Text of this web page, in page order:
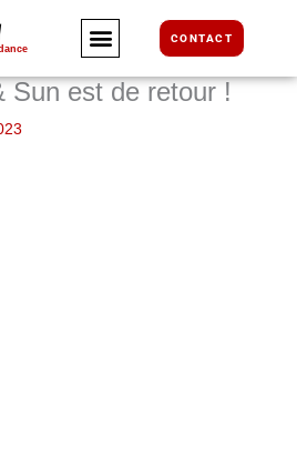
CONTACT
Sun est de retour !